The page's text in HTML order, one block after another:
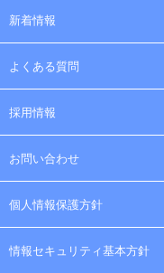
新着情報
よくある質問
採用情報
お問い合わせ
個人情報保護方針
情報セキュリティ基本方針